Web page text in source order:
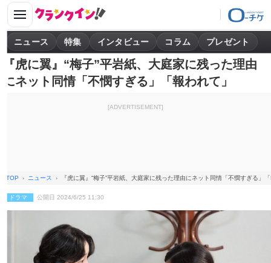
ニュース 特集 インタビュー コラム プレゼント
『虎に翼』“梅子”平岩紙、大庭家に残った理由
にネット同情「不憫すぎる」「報われて」
[ADVERTISEMENT]
TOP ニュース 『虎に翼』“梅子”平岩紙、大庭家に残った理由にネット同情「不憫すぎる」
ドラマ 公開日 2024/6/25 11:30